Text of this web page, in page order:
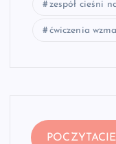
zespół cieśni
ćwiczenia